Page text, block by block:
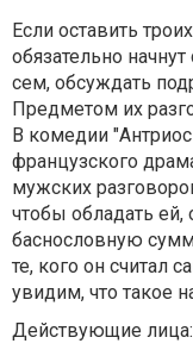
Если оставить
обязательно
сем, обсуждать
Предметом их
В комедии
французского
мужских
чтобы обладать ей,
баснословную
те, кого он считал
увидим, что такое
Действующие лица: